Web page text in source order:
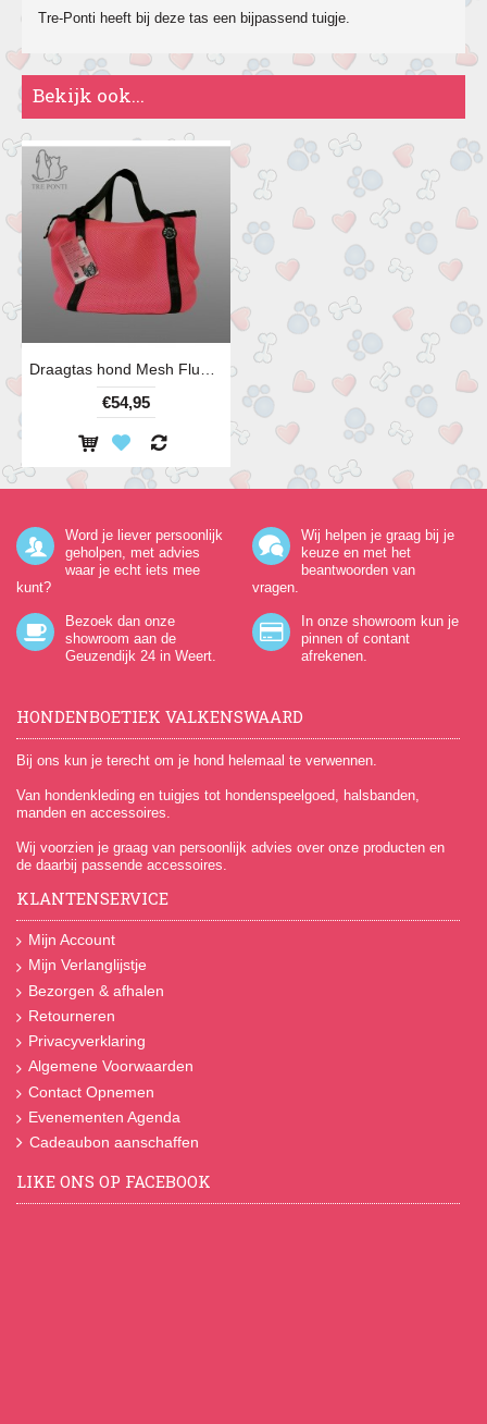
Tre-Ponti heeft bij deze tas een bijpassend tuigje.
Bekijk ook...
€54,95
Word je liever persoonlijk
geholpen, met advies
waar je echt iets mee
kunt?
Wij helpen je graag bij je
keuze en met het
beantwoorden van
vragen.
Bezoek dan onze
showroom aan de
Geuzendijk 24 in Weert.
In onze showroom kun je
pinnen of contant
afrekenen.
HONDENBOETIEK VALKENSWAARD
Bij ons kun je terecht om je hond helemaal te verwennen.
Van hondenkleding en tuigjes tot hondenspeelgoed, halsbanden,
manden en accessoires.
Wij voorzien je graag van persoonlijk advies over onze producten en
de daarbij passende accessoires.
KLANTENSERVICE
Mijn Account
Mijn Verlanglijstje
Bezorgen & afhalen
Retourneren
Privacyverklaring
Algemene Voorwaarden
Contact Opnemen
Evenementen Agenda
Cadeaubon aanschaffen
LIKE ONS OP FACEBOOK